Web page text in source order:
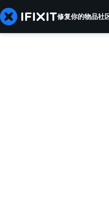
修复你的物品社